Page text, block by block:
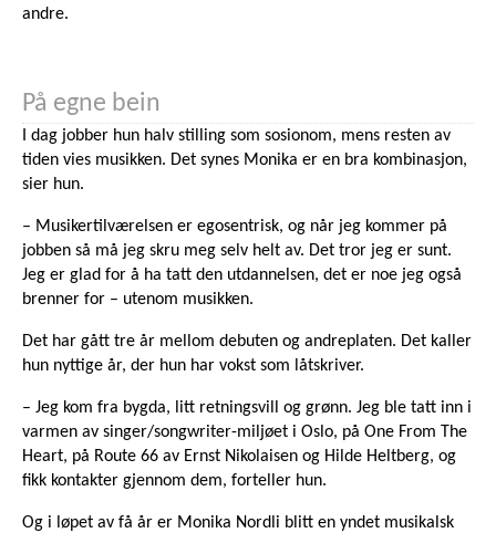
andre.
På egne bein
I dag jobber hun halv stilling som sosionom, mens resten av
tiden vies musikken. Det synes Monika er en bra kombinasjon,
sier hun.
– Musikertilværelsen er egosentrisk, og når jeg kommer på
jobben så må jeg skru meg selv helt av. Det tror jeg er sunt.
Jeg er glad for å ha tatt den utdannelsen, det er noe jeg også
brenner for – utenom musikken.
Det har gått tre år mellom debuten og andreplaten. Det kaller
hun nyttige år, der hun har vokst som låtskriver.
– Jeg kom fra bygda, litt retningsvill og grønn. Jeg ble tatt inn i
varmen av singer/songwriter-miljøet i Oslo, på One From The
Heart, på Route 66 av Ernst Nikolaisen og Hilde Heltberg, og
fikk kontakter gjennom dem, forteller hun.
Og i løpet av få år er Monika Nordli blitt en yndet musikalsk